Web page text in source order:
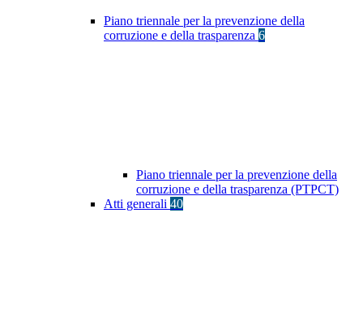
Piano triennale per la prevenzione della
corruzione e della trasparenza 6
Piano triennale per la prevenzione della
corruzione e della trasparenza (PTPCT)
Atti generali 40